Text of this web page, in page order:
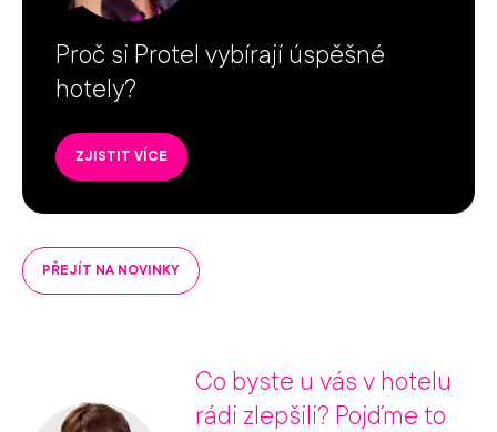
Proč si Protel vybírají úspěšné
hotely?
ZJISTIT VÍCE
PŘEJÍT NA NOVINKY
Co byste u vás v hotelu
rádi zlepšili? Pojďme to